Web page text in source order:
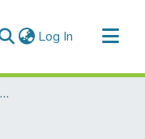
Log In (current)
Département d'Histoires et Arts